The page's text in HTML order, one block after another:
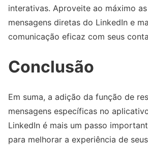
interativas. Aproveite ao máximo
mensagens diretas do LinkedIn e
comunicação eficaz com seus
Conclusão
Em suma, a adição da função de
mensagens específicas no
LinkedIn é mais um passo
para melhorar a experiência de